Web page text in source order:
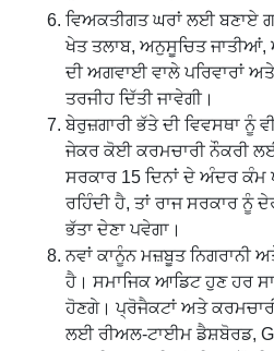
ਵਿਅਕਤੀਗਤ ਘਰਾਂ ਲਈ ਬਣਾਏ
ਖੇਤ ਤਲਾਬ, ਅਨੁਸੂਚਿਤ
ਦੀ ਅਗਵਾਈ ਵਾਲੇ ਪਰਿਵਾਰਾਂ
ਤਰਜੀਹ ਦਿੱਤੀ ਜਾਵੇਗੀ।
ਬੇਰੁਜ਼ਗਾਰੀ ਭੱਤੇ ਦੀ ਵਿਵਸਥਾ ਨੂੰ
ਜੇਕਰ ਕੋਈ ਕਰਮਚਾਰੀ ਨੌਕਰੀ
ਸਰਕਾਰ 15 ਦਿਨਾਂ ਦੇ ਅੰਦਰ
ਰਹਿੰਦੀ ਹੈ, ਤਾਂ ਰਾਜ ਸਰਕਾਰ ਨੂੰ
ਭੱਤਾ ਦੇਣਾ ਪਵੇਗਾ।
ਨਵਾਂ ਕਾਨੂੰਨ ਮਜ਼ਬੂਤ ​​ਨਿਗਰਾਨੀ
ਹੈ। ਸਮਾਜਿਕ ਆਡਿਟ ਹੁਣ ਹਰ
ਹੋਣਗੇ। ਪ੍ਰੋਜੈਕਟਾਂ ਅਤੇ
ਲਈ ਰੀਅਲ-ਟਾਈਮ ਡੈਸ਼ਬੋਰਡ,